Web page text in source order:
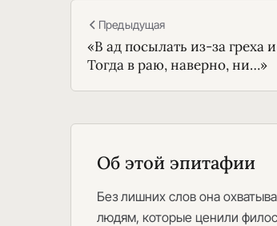
Предыдущая
«В ад посылать из-за греха
Тогда в раю, наверно, ни…»
Об этой эпитафии
Без лишних слов она
людям, которые ценили